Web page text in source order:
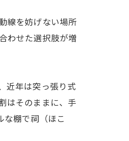
線を妨げない場所
わせた選択肢が増
近年は突っ張り式
はそのままに、手
棚で祠（ほこ